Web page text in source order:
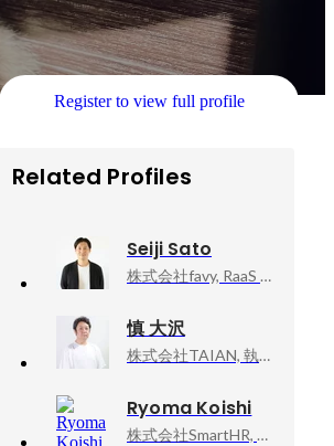
Register to view full profile
Related Profiles
Seiji Sato
株式会社favy, RaaS Div. 執行役員
慎 大沢
株式会社TAIAN, 執行役員コーポレート部長
Ryoma Koishi
株式会社SmartHR, コーポレートエンジニア/コーポレートIT